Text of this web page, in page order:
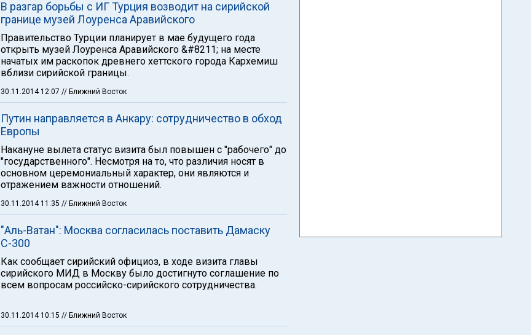
В разгар борьбы с ИГ Турция возводит на сирийской
границе музей Лоуренса Аравийского
Правительство Турции планирует в мае будущего года
открыть музей Лоуренса Аравийского &#8211; на месте
начатых им раскопок древнего хеттского города Кархемиш
вблизи сирийской границы.
30.11.2014 12:07 // Ближний Восток
Путин направляется в Анкару: сотрудничество в обход
Европы
Накануне вылета статус визита был повышен с "рабочего" до
"государственного". Несмотря на то, что различия носят в
основном церемониальный характер, они являются и
отражением важности отношений.
30.11.2014 11:35 // Ближний Восток
"Аль-Ватан": Москва согласилась поставить Дамаску
С-300
Как сообщает сирийский официоз, в ходе визита главы
сирийского МИД в Москву было достигнуто соглашение по
всем вопросам российско-сирийского сотрудничества.
30.11.2014 10:15 // Ближний Восток